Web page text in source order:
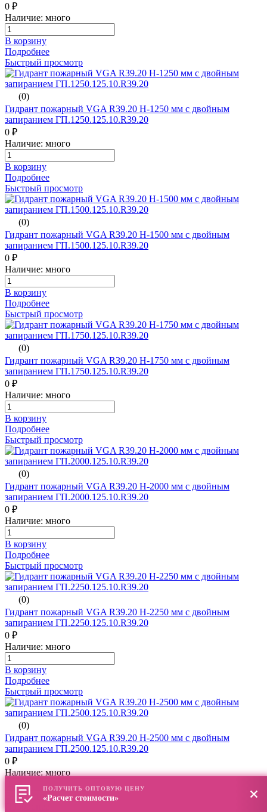
0 ₽
Наличие: много
В корзину
Подробнее
Быстрый просмотр
(0)
Гидрант пожарный VGA R39.20 H-1250 мм с двойным
запиранием ГП.1250.125.10.R39.20
0 ₽
Наличие: много
В корзину
Подробнее
Быстрый просмотр
(0)
Гидрант пожарный VGA R39.20 H-1500 мм с двойным
запиранием ГП.1500.125.10.R39.20
0 ₽
Наличие: много
В корзину
Подробнее
Быстрый просмотр
(0)
Гидрант пожарный VGA R39.20 H-1750 мм с двойным
запиранием ГП.1750.125.10.R39.20
0 ₽
Наличие: много
В корзину
Подробнее
Быстрый просмотр
(0)
Гидрант пожарный VGA R39.20 H-2000 мм с двойным
запиранием ГП.2000.125.10.R39.20
0 ₽
Наличие: много
В корзину
Подробнее
Быстрый просмотр
(0)
Гидрант пожарный VGA R39.20 H-2250 мм с двойным
запиранием ГП.2250.125.10.R39.20
0 ₽
Наличие: много
В корзину
Подробнее
Быстрый просмотр
(0)
Гидрант пожарный VGA R39.20 H-2500 мм с двойным
запиранием ГП.2500.125.10.R39.20
0 ₽
Наличие: много
В корзину
Подробнее
ПОЛУЧИТЬ ОПТОВУЮ ЦЕНУ
«Расчет стоимости»